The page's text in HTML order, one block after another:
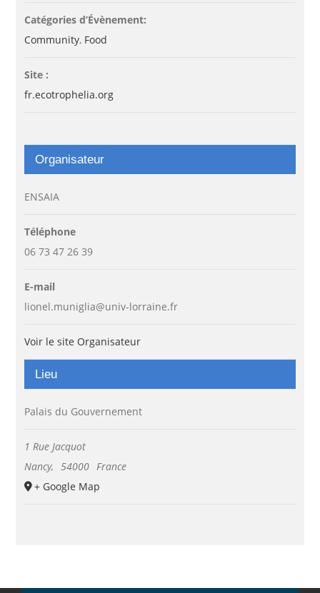
Catégories d’Évènement:
Community, Food
Site :
fr.ecotrophelia.org
Lieu
Palais du Gouvernement
1 Rue Jacquot
Nancy, 54000 France
+ Google Map
Organisateur
ENSAIA
Téléphone
06 73 47 26 39
E-mail
lionel.muniglia@univ-lorraine.fr
Voir le site Organisateur